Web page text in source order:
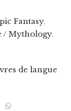
Fantasy,
/ Mythology,
de langue